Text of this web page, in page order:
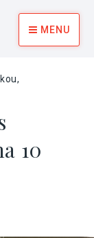
MENU
10